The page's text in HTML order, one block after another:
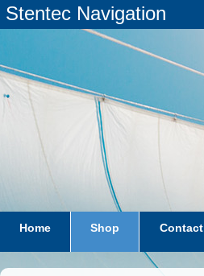
Stentec Navigation
Home Shop Contact